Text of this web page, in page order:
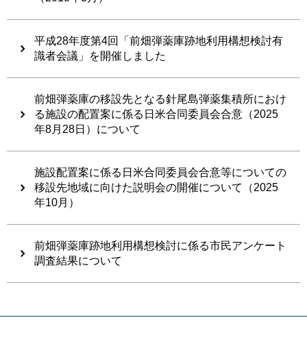
平成28年度第4回「前畑弾薬庫跡地利用構想検討有
識者会議」を開催しました
前畑弾薬庫の移設先となる針尾島弾薬集積所におけ
る施設の配置案に係る日米合同委員会合意（2025
年8月28日）について
施設配置案に係る日米合同委員会合意等についての
移設先地域に向けた説明会の開催について（2025
年10月）
前畑弾薬庫跡地利用構想検討に係る市民アンケート
調査結果について